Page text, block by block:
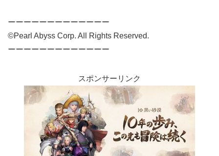
ーーーーーーーーーーーーー
©Pearl Abyss Corp. All Rights Reserved.
ーーーーーーーーーーーーー
スポンサーリンク